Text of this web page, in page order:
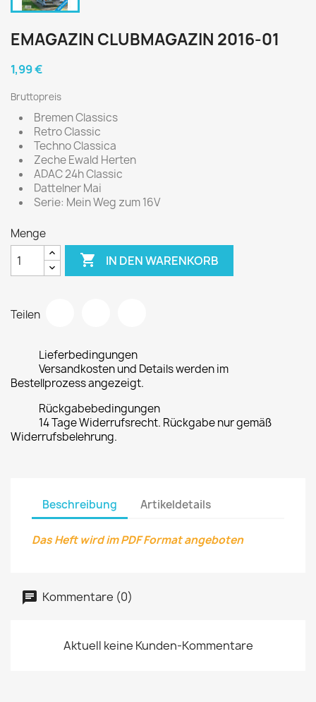
EMAGAZIN CLUBMAGAZIN 2016-01
1,99 €
Bruttopreis
Bremen Classics
Retro Classic
Techno Classica
Zeche Ewald Herten
ADAC 24h Classic
Dattelner Mai
Serie: Mein Weg zum 16V
Menge
 IN DEN WARENKORB
Teilen
Lieferbedingungen
Versandkosten und Details werden im
Bestellprozess angezeigt.
Rückgabebedingungen
14 Tage Widerrufsrecht. Rückgabe nur gemäß
Widerrufsbelehrung.
Beschreibung Artikeldetails
Das Heft wird im PDF Format angeboten
Kommentare (0)
Aktuell keine Kunden-Kommentare